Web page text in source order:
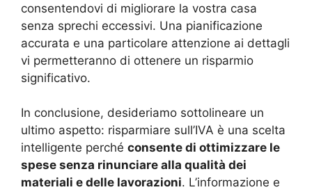
consentendovi di migliorare la vostra casa
senza sprechi eccessivi. Una pianificazione
accurata e una particolare attenzione ai dettagli
vi permetteranno di ottenere un risparmio
significativo.
In conclusione, desideriamo sottolineare un
ultimo aspetto: risparmiare sull’IVA è una scelta
intelligente perché consente di ottimizzare le
spese senza rinunciare alla qualità dei
materiali e delle lavorazioni. L’informazione e